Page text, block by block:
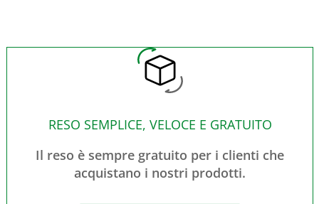
RESO SEMPLICE, VELOCE E GRATUITO
Il reso è sempre gratuito per i clienti che
acquistano i nostri prodotti.